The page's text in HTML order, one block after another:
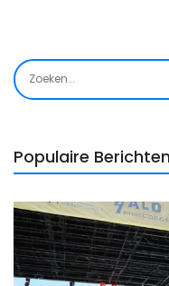
Populaire Berichten